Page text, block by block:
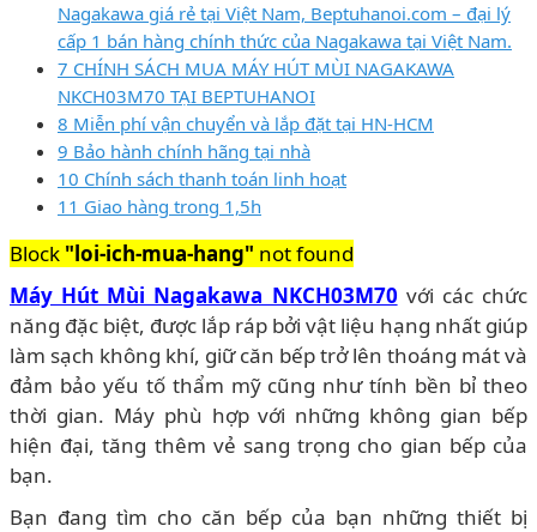
Nagakawa giá rẻ tại Việt Nam, Beptuhanoi.com – đại lý
cấp 1 bán hàng chính thức của Nagakawa tại Việt Nam.
7 CHÍNH SÁCH MUA MÁY HÚT MÙI NAGAKAWA
NKCH03M70 TẠI BEPTUHANOI
8 Miễn phí vận chuyển và lắp đặt tại HN-HCM
9 Bảo hành chính hãng tại nhà
10 Chính sách thanh toán linh hoạt
11 Giao hàng trong 1,5h
Block "loi-ich-mua-hang" not found
Máy Hút Mùi Nagakawa NKCH03M70 với các chức
năng đặc biệt, được lắp ráp bởi vật liệu hạng nhất giúp
làm sạch không khí, giữ căn bếp trở lên thoáng mát và
đảm bảo yếu tố thẩm mỹ cũng như tính bền bỉ theo
thời gian. Máy phù hợp với những không gian bếp
hiện đại, tăng thêm vẻ sang trọng cho gian bếp của
bạn.
Bạn đang tìm cho căn bếp của bạn những thiết bị